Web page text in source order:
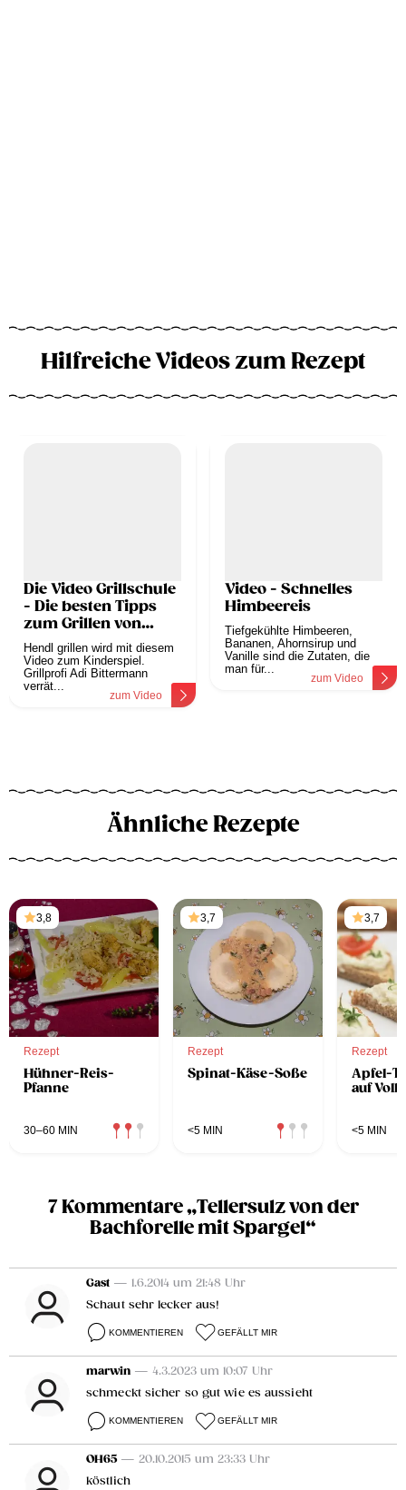
Hilfreiche Videos zum Rezept
Die Video Grillschule
- Die besten Tipps
zum Grillen von
Huhn
Hendl grillen wird mit diesem
Video zum Kinderspiel.
Grillprofi Adi Bittermann
verrät...
zum Video
Video - Schnelles
Himbeereis
Tiefgekühlte Himbeeren,
Bananen, Ahornsirup und
Vanille sind die Zutaten, die
man für...
zum Video
Ähnliche Rezepte
3,8
Rezept
Hühner-Reis-
Pfanne
30–60 MIN
3,7
Rezept
Spinat-Käse-Soße
<5 MIN
3,7
Rezept
Apfel-
auf
<5 MIN
7 Kommentare „Tellersulz von der
Bachforelle mit Spargel“
Gast — 1.6.2014 um 21:48 Uhr
Schaut sehr lecker aus!
KOMMENTIEREN GEFÄLLT MIR
marwin — 4.3.2023 um 10:07 Uhr
schmeckt sicher so gut wie es aussieht
KOMMENTIEREN GEFÄLLT MIR
OH65 — 20.10.2015 um 23:33 Uhr
köstlich